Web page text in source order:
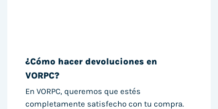
¿Cómo hacer devoluciones en
VORPC?
En VORPC, queremos que estés
completamente satisfecho con tu compra.